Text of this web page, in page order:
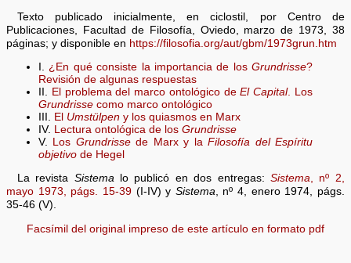
Texto publicado inicialmente, en ciclostil, por Centro de
Publicaciones, Facultad de Filosofía, Oviedo, marzo de 1973, 38
páginas; y disponible en https://filosofia.org/aut/gbm/1973grun.htm
¿En qué consiste la importancia de losGrundrisse?
Revisión de algunas respuestas
El problema del marco ontológico deEl Capital. Los
Grundrissecomo marco ontológico
El Umstülpeny los quiasmos en Marx
IV.
Lectura ontológica de los Grundrisse
V.
Los Grundrissede Marx y laFilosofía del Espíritu
objetivode Hegel
La revista Sistemalo publicó en dos entregas:Sistema, nº 2,
mayo 1973, págs. 15-39(I-IV) y Sistema, nº 4, enero 1974, págs.
35-46 (V).
Facsímil del original impreso de este artículo en formato pdf